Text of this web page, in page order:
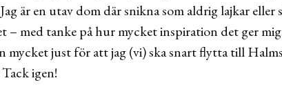
är en utav dom där snikna som aldrig lajkar
– med tanke på hur mycket inspiration det ger
mycket just för att jag (vi) ska snart flytta till
igen!